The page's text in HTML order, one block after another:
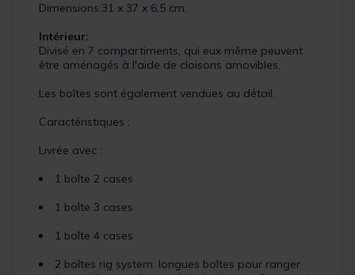
Dimensions:31 x 37 x 6,5 cm.
Intérieur:
Divisé en 7 compartiments, qui eux même peuvent
être aménagés à l'aide de cloisons amovibles.
Les boîtes sont également vendues au détail.
Caractéristiques :
Livrée avec :
1 boîte 2 cases
1 boîte 3 cases
1 boîte 4 cases
2 boîtes rig system: longues boîtes pour ranger